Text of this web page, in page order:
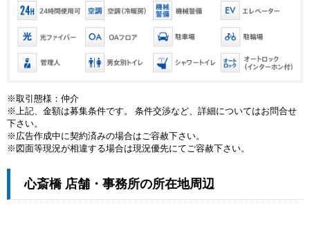
※取引態様：仲介
※上記、金額は募集条件です。 条件交渉など、詳細についてはお問合せ
下さい。
※広告作成中に契約済みの場合はご容赦下さい。
※図面等現況が相違する場合は現況優先にてご容赦下さい。
心斎橋 店舗・事務所の所在地周辺